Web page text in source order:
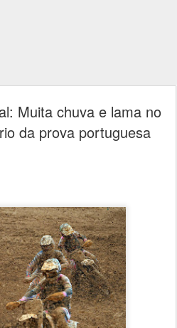
Muita chuva e lama no
da prova portuguesa